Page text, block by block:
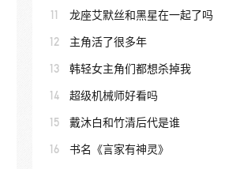
11 龙座艾默丝和黑星在一起了吗
12 主角活了很多年
13 韩轻女主角们都想杀掉我
14 超级机械师好看吗
15 戴沐白和竹清后代是谁
16 书名《言家有神灵》